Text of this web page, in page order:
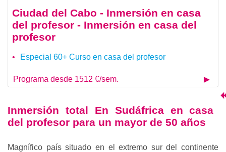
Ciudad del Cabo - Inmersión en casa
del profesor - Inmersión en casa del
profesor
Especial 60+ Curso en casa del profesor
Programa desde 1512 €/sem.
Inmersión total En Sudáfrica en casa
del profesor para un mayor de 50 años
Magnífico país situado en el extremo sur del continente